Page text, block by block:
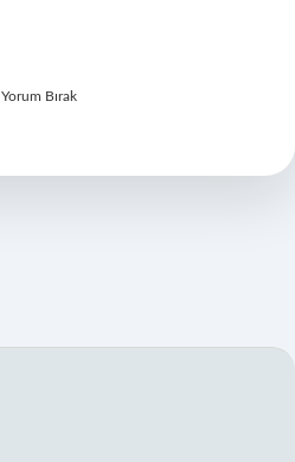
Yorum Bırak